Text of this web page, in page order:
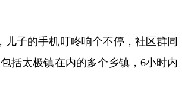
子的手机叮咚响个不停，社区群同
括太极镇在内的多个乡镇，6小时内